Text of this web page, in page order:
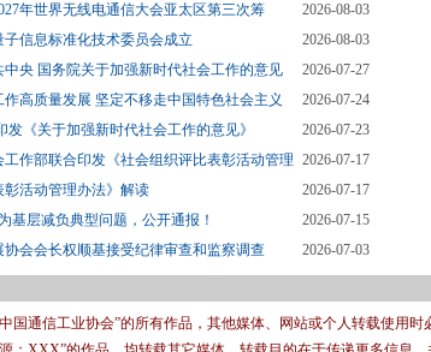
年世界无线电通信大会亚太区第三次筹
2026-08-03
信息标准化技术委员会成立
2026-08-03
央 国务院关于加强新时代社会工作的意见
2026-07-27
高质量发展 坚定不移走中国特色社会主义
2026-07-24
发《关于加强新时代社会工作的意见》
2026-07-23
工作部联合印发《社会组织评比表彰活动管理 2026-07-17
彰活动管理办法》解读
2026-07-17
基层减负典型问题，公开通报！
2026-07-15
会会长权顺基接受纪律审查和监察调查 2026-07-03
国通信工业协会”的所有作品，其他媒体、网站或个人转载使用时